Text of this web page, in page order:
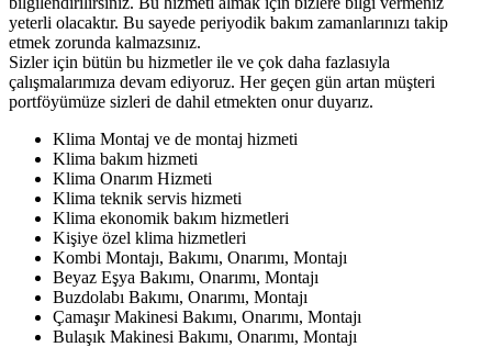
yeterli olacaktır. Bu sayede periyodik bakım zamanlarınızı takip
etmek zorunda kalmazsınız.
Sizler için bütün bu hizmetler ile ve çok daha fazlasıyla
çalışmalarımıza devam ediyoruz. Her geçen gün artan müşteri
portföyümüze sizleri de dahil etmekten onur duyarız.
Klima Montaj ve de montaj hizmeti
Klima bakım hizmeti
Klima Onarım Hizmeti
Klima teknik servis hizmeti
Klima ekonomik bakım hizmetleri
Kişiye özel klima hizmetleri
Kombi Montajı, Bakımı, Onarımı, Montajı
Beyaz Eşya Bakımı, Onarımı, Montajı
Buzdolabı Bakımı, Onarımı, Montajı
Çamaşır Makinesi Bakımı, Onarımı, Montajı
Bulaşık Makinesi Bakımı, Onarımı, Montajı